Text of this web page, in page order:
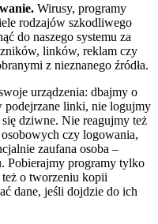
Wirusy, programy
rodzajów szkodliwego
do naszego systemu za
linków, reklam czy
z nieznanego źródła.
urządzenia: dbajmy o
podejrzane linki, nie logujmy
dziwne. Nie reagujmy też
czy logowania,
zaufana osoba –
Pobierajmy programy tylko
o tworzeniu kopii
dane, jeśli dojdzie do ich